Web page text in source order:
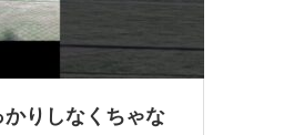
りしなくちゃな